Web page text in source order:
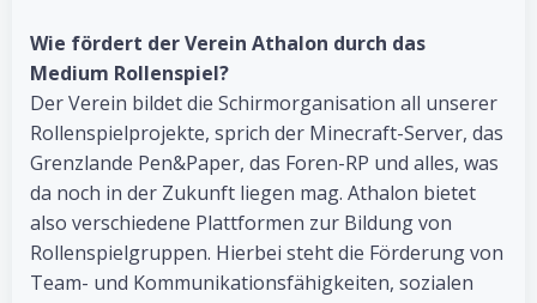
Wie fördert der Verein Athalon durch das
Medium Rollenspiel?
Der Verein bildet die Schirmorganisation all unserer
Rollenspielprojekte, sprich der Minecraft-Server, das
Grenzlande Pen&Paper, das Foren-RP und alles, was
da noch in der Zukunft liegen mag. Athalon bietet
also verschiedene Plattformen zur Bildung von
Rollenspielgruppen. Hierbei steht die Förderung von
Team- und Kommunikationsfähigkeiten, sozialen